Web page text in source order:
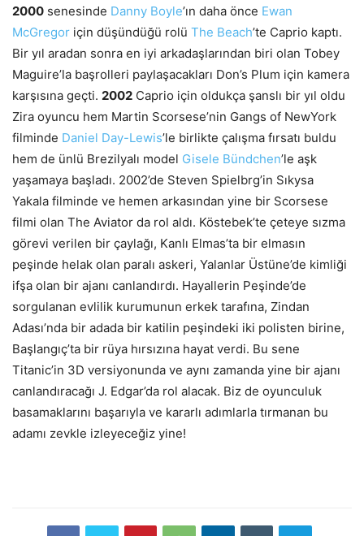
2000 senesinde Danny Boyle’ın daha önce Ewan
McGregor için düşündüğü rolü The Beach’te Caprio kaptı.
Bir yıl aradan sonra en iyi arkadaşlarından biri olan Tobey
Maguire’la başrolleri paylaşacakları Don’s Plum için kamera
karşısına geçti. 2002 Caprio için oldukça şanslı bir yıl oldu
Zira oyuncu hem Martin Scorsese’nin Gangs of NewYork
filminde Daniel Day-Lewis’le birlikte çalışma fırsatı buldu
hem de ünlü Brezilyalı model Gisele Bündchen’le aşk
yaşamaya başladı. 2002’de Steven Spielbrg’in Sıkysa
Yakala filminde ve hemen arkasından yine bir Scorsese
filmi olan The Aviator da rol aldı. Köstebek’te çeteye sızma
görevi verilen bir çaylağı, Kanlı Elmas’ta bir elmasın
peşinde helak olan paralı askeri, Yalanlar Üstüne’de kimliği
ifşa olan bir ajanı canlandırdı. Hayallerin Peşinde’de
sorgulanan evlilik kurumunun erkek tarafına, Zindan
Adası’nda bir adada bir katilin peşindeki iki polisten birine,
Başlangıç’ta bir rüya hırsızına hayat verdi. Bu sene
Titanic’in 3D versiyonunda ve aynı zamanda yine bir ajanı
canlandıracağı J. Edgar’da rol alacak. Biz de oyunculuk
basamaklarını başarıyla ve kararlı adımlarla tırmanan bu
adamı zevkle izleyeceğiz yine!